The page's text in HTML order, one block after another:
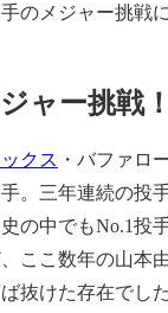
のメジャー挑戦
ャー挑戦！
クス ・バファロ
。三年連続の投
の中でもNo.1投
ここ数年の山本
抜けた存在でし